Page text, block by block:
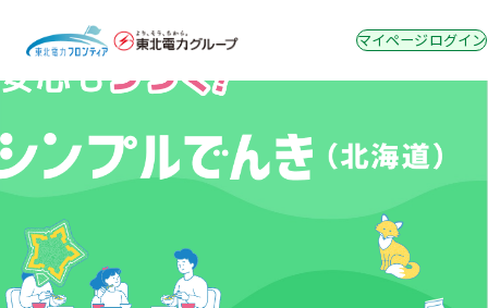
マイページログイン